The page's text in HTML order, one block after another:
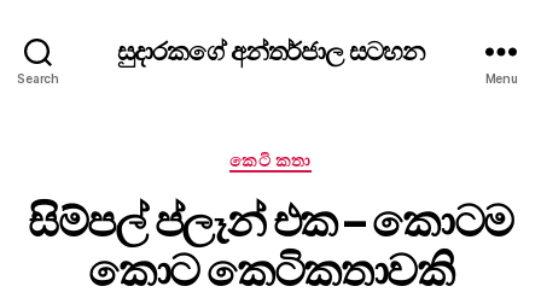
Search
සුදාරකගේ අන්තර්ජාල සටහන
Menu
Categories
කෙටි කතා
සිම්පල් ප්ලෑන් එක – කොටම
කොට කෙටිකතාවකි